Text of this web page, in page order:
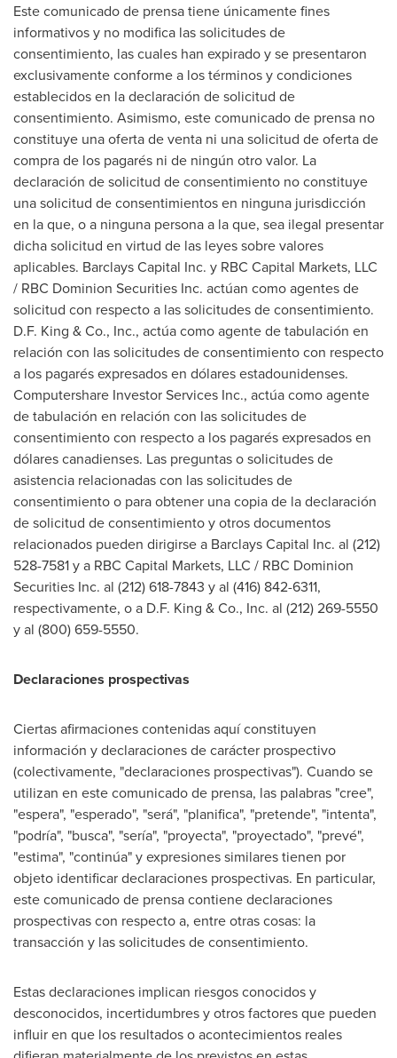
Este comunicado de prensa tiene únicamente fines
informativos y no modifica las solicitudes de
consentimiento, las cuales han expirado y se presentaron
exclusivamente conforme a los términos y condiciones
establecidos en la declaración de solicitud de
consentimiento. Asimismo, este comunicado de prensa no
constituye una oferta de venta ni una solicitud de oferta de
compra de los pagarés ni de ningún otro valor. La
declaración de solicitud de consentimiento no constituye
una solicitud de consentimientos en ninguna jurisdicción
en la que, o a ninguna persona a la que, sea ilegal presentar
dicha solicitud en virtud de las leyes sobre valores
aplicables. Barclays Capital Inc. y RBC Capital Markets, LLC
/ RBC Dominion Securities Inc. actúan como agentes de
solicitud con respecto a las solicitudes de consentimiento.
D.F. King & Co., Inc., actúa como agente de tabulación en
relación con las solicitudes de consentimiento con respecto
a los pagarés expresados en dólares estadounidenses.
Computershare Investor Services Inc., actúa como agente
de tabulación en relación con las solicitudes de
consentimiento con respecto a los pagarés expresados en
dólares canadienses. Las preguntas o solicitudes de
asistencia relacionadas con las solicitudes de
consentimiento o para obtener una copia de la declaración
de solicitud de consentimiento y otros documentos
relacionados pueden dirigirse a Barclays Capital Inc. al (212)
528-7581 y a RBC Capital Markets, LLC / RBC Dominion
Securities Inc. al (212) 618-7843 y al (416) 842-6311,
respectivamente, o a D.F. King & Co., Inc. al (212) 269-5550
y al (800) 659-5550.
Declaraciones prospectivas
Ciertas afirmaciones contenidas aquí constituyen
información y declaraciones de carácter prospectivo
(colectivamente, "declaraciones prospectivas"). Cuando se
utilizan en este comunicado de prensa, las palabras "cree",
"espera", "esperado", "será", "planifica", "pretende", "intenta",
"podría", "busca", "sería", "proyecta", "proyectado", "prevé",
"estima", "continúa" y expresiones similares tienen por
objeto identificar declaraciones prospectivas. En particular,
este comunicado de prensa contiene declaraciones
prospectivas con respecto a, entre otras cosas: la
transacción y las solicitudes de consentimiento.
Estas declaraciones implican riesgos conocidos y
desconocidos, incertidumbres y otros factores que pueden
influir en que los resultados o acontecimientos reales